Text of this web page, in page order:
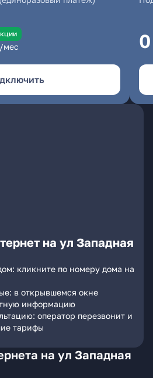
мес 0
на ул Западная
кликните по номеру дома на
в открывшемся окне
информацию
оператор перезвонит и
тарифы
на ул Западная